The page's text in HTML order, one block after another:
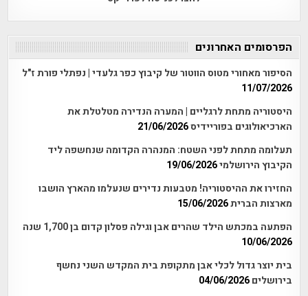
הפרסומים האחרונים
הסיפור מאחורי מטוס הווטור של קיבוץ כפר גלעדי | נפתלי פורת ז"ל
11/07/2026
היסטוריה מתחת לרגליים | המערה הנדירה מטלטלת את
הארכיאולוגים בפוריידיס21/06/2026
תעלומה מתחת לפני השטח: המנהרה הקדומה שנחשפה ליד
הקיבוץ הירושלמי19/06/2026
החזירו את ההיסטוריה! מטבעות נדירים שנעלמו מהארץ הושבו
מארצות הברית15/06/2026
הפתעה במכתש הילד שהרים אבן וגילה פסלון קדום בן 1,700 שנה
10/06/2026
בית יוצר גדול לכלי אבן מתקופת בית המקדש השני נחשף
בירושלים 04/06/2026